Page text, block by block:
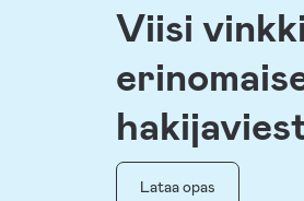
Viisi
Lataa opas